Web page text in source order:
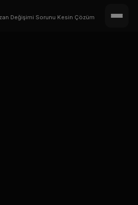
Değişimi Sorunu Kesin Çözüm